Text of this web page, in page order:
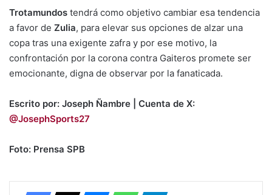
Trotamundos tendrá como objetivo cambiar esa tendencia
a favor de Zulia, para elevar sus opciones de alzar una
copa tras una exigente zafra y por ese motivo, la
confrontación por la corona contra Gaiteros promete ser
emocionante, digna de observar por la fanaticada.
Escrito por: Joseph Ñambre | Cuenta de X:
@JosephSports27
Foto: Prensa SPB